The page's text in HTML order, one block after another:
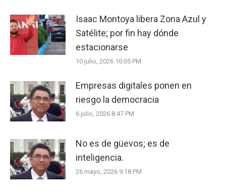
Isaac Montoya libera Zona Azul y
Satélite; por fin hay dónde
estacionarse
10 julio, 2026 10:05 PM
Empresas digitales ponen en
riesgo la democracia
6 julio, 2026 8:47 PM
No es de güevos; es de
inteligencia.
26 mayo, 2026 9:18 PM